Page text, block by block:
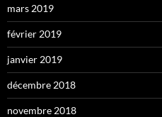
mars 2019
février 2019
janvier 2019
décembre 2018
novembre 2018